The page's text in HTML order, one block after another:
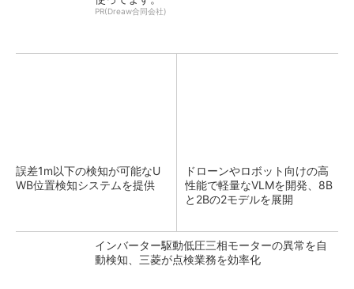
PR(Dreaw合同会社)
誤差1m以下の検知が可能なU
WB位置検知システムを提供
ドローンやロボット向けの高
性能で軽量なVLMを開発、8B
と2Bの2モデルを展開
インバーター駆動低圧三相モーターの異常を自
動検知、三菱が点検業務を効率化